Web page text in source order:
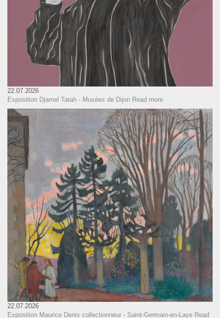
22.07.2026
Exposition Djamel Tatah - Musées de Dijon Read more
22.07.2026
Exposition Maurice Denis collectionneur - Saint-Germain-en-Laye Read